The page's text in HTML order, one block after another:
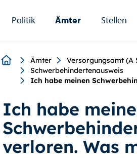
Politik Ämter Stellen
Breadcrumb
Ämter Versorgungsamt (A
Schwerbehindertenausweis
Ich habe meinen
Ich habe
verloren. Was